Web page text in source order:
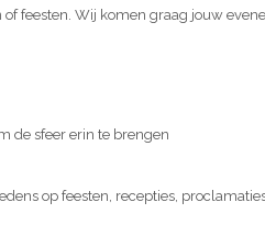
of feesten. Wij komen graag jouw
de sfeer erin te brengen
op feesten, recepties,